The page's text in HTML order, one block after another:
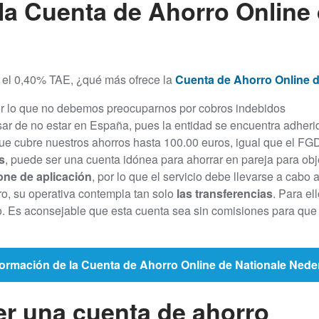
Cuenta de Ahorro
0,40% TAE, ¿qué más ofrece la Cuenta de Ahorro Online
lo que no debemos preocuparnos por cobros indebidos
de no estar en España, pues la entidad se encuentra
cubre nuestros ahorros hasta 100.00 euros, igual que el
, puede ser una cuenta idónea para ahorrar en pareja para
de aplicación, por lo que el servicio debe llevarse a cabo
su operativa contempla tan solo las transferencias. Para
Es aconsejable que esta cuenta sea sin comisiones para
de la Cuenta de Ahorro Online de Nationale
una cuenta de ahorro